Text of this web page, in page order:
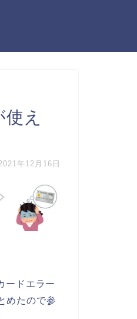
え
年12月16日
ードエラー
めたので参